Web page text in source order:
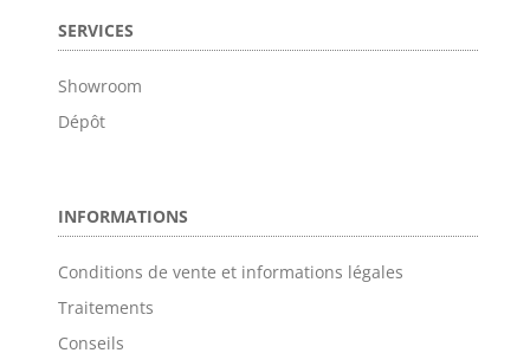
SERVICES
Showroom
Dépôt
INFORMATIONS
Conditions de vente et informations légales
Traitements
Conseils